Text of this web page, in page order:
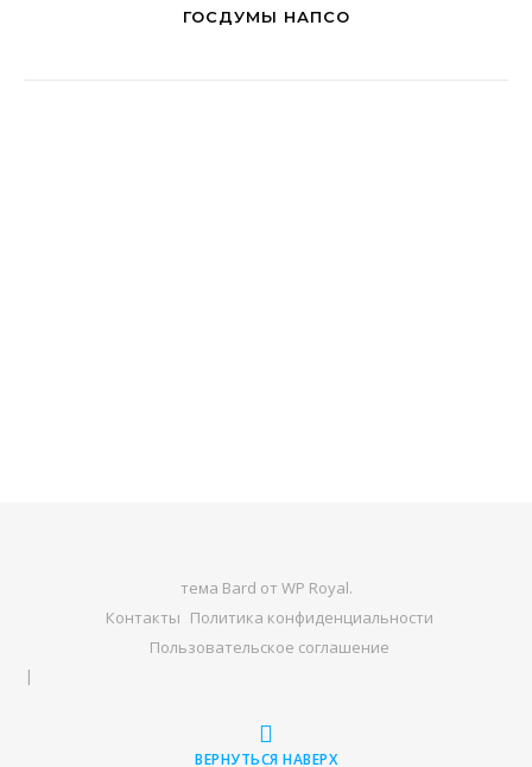
ГОСДУМЫ НАПСО
тема Bard от WP Royal.
Контакты Политика конфиденциальности
Пользовательское соглашение
ВЕРНУТЬСЯ НАВЕРХ